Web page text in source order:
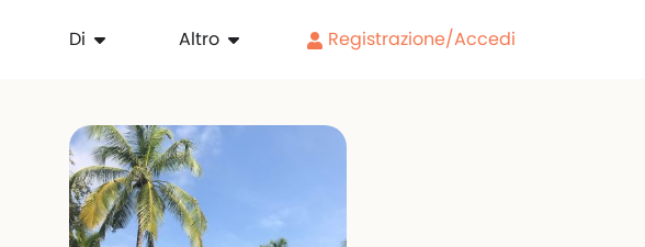
Di Altro Registrazione/Accedi